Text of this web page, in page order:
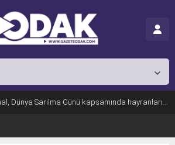
Tuğba Ünal, Dünya Sarılma Günü kapsamında hayranlarıyla buluştu